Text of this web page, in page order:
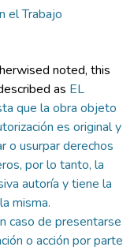
el Trabajo
noted, this
as EL
que la obra objeto
es original y
o usurpar derechos
por lo tanto, la
autoría y tiene la
misma.
caso de presentarse
o acción por parte